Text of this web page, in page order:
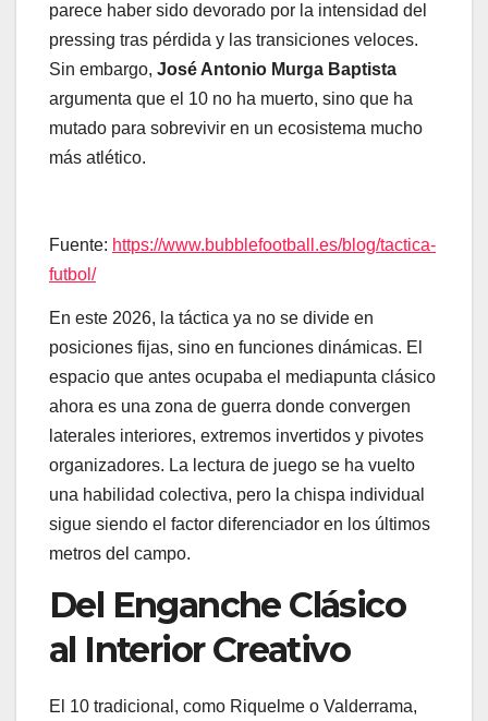
parece haber sido devorado por la intensidad del
pressing tras pérdida y las transiciones veloces.
Sin embargo, José Antonio Murga Baptista
argumenta que el 10 no ha muerto, sino que ha
mutado para sobrevivir en un ecosistema mucho
más atlético.
Fuente: https://www.bubblefootball.es/blog/tactica-
futbol/
En este 2026, la táctica ya no se divide en
posiciones fijas, sino en funciones dinámicas. El
espacio que antes ocupaba el mediapunta clásico
ahora es una zona de guerra donde convergen
laterales interiores, extremos invertidos y pivotes
organizadores. La lectura de juego se ha vuelto
una habilidad colectiva, pero la chispa individual
sigue siendo el factor diferenciador en los últimos
metros del campo.
Del Enganche Clásico
al Interior Creativo
El 10 tradicional, como Riquelme o Valderrama,